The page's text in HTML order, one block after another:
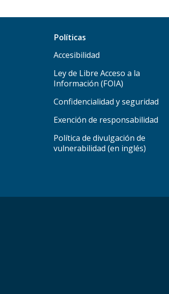
Políticas
Accesibilidad
Ley de Libre Acceso a la
Información (FOIA)
Confidencialidad y seguridad
Exención de responsabilidad
Política de divulgación de
vulnerabilidad (en inglés)